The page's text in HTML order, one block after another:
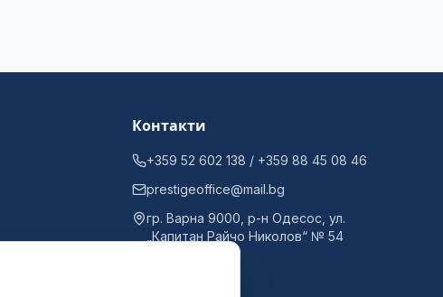
Контакти
+359 52 602 138 / +359 88 45 08 46
prestigeoffice@mail.bg
гр. Варна 9000, р-н Одесос, ул.
„Капитан Райчо Николов“ № 54